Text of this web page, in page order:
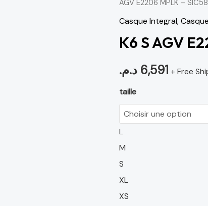
AGV E2206 MPLK – SIC58
Casque Integral,
K6 S AGV
6,591 د.م.
+ Free
taille
L
M
S
XL
XS
de
K6
AGV
MPLK
-
SIC58